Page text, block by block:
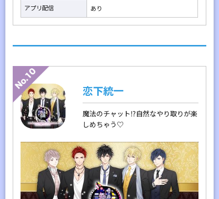
アプリ配信
あり
恋下統一
魔法のチャット⁉自然なやり取りが楽
しめちゃう♡